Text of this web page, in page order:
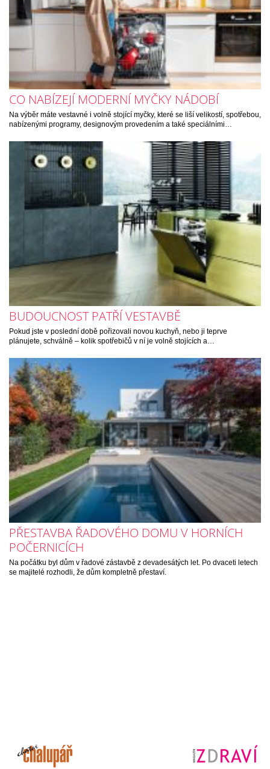
CO NABÍZEJÍ MODERNÍ MYČKY NÁDOBÍ
Na výběr máte vestavné i volně stojící myčky, které se liší velikostí, spotřebou,
nabízenými programy, designovým provedením a také speciálními…
BUDOUCNOST PATŘÍ VESTAVBĚ
Pokud jste v poslední době pořizovali novou kuchyň, nebo ji teprve
plánujete, schválně – kolik spotřebičů v ní je volně stojících a…
PŘESTAVBA ŘADOVÉHO DOMU V HORNÍCH
POČERNICÍCH
Na počátku byl dům v řadové zástavbě z devadesátých let. Po dvaceti letech
se majitelé rozhodli, že dům kompletně přestaví.